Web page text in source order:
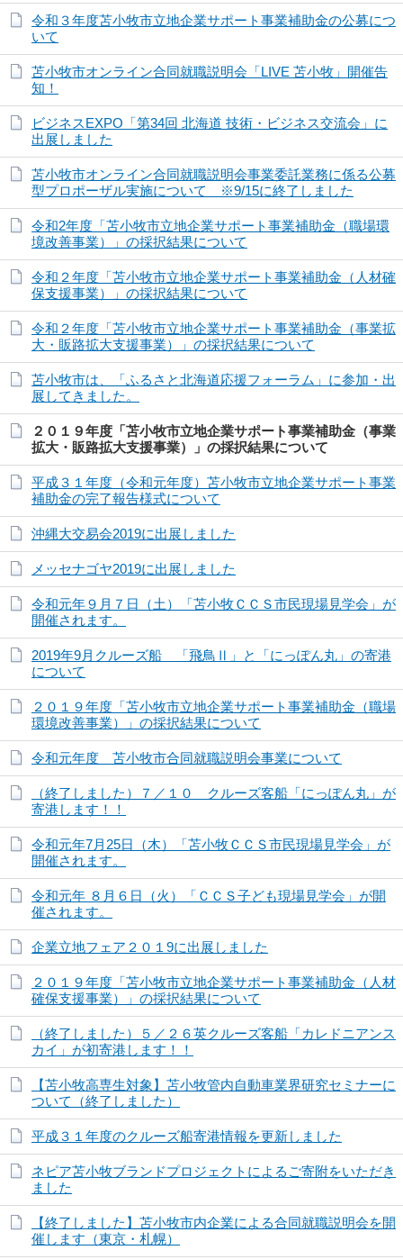
令和３年度苫小牧市立地企業サポート事業補助金の公募につ
いて
苫小牧市オンライン合同就職説明会「LIVE 苫小牧」開催告
知！
ビジネスEXPO「第34回 北海道 技術・ビジネス交流会」に
出展しました
苫小牧市オンライン合同就職説明会事業委託業務に係る公募
型プロポーザル実施について ※9/15に終了しました
令和2年度「苫小牧市立地企業サポート事業補助金（職場環
境改善事業）」の採択結果について
令和２年度「苫小牧市立地企業サポート事業補助金（人材確
保支援事業）」の採択結果について
令和２年度「苫小牧市立地企業サポート事業補助金（事業拡
大・販路拡大支援事業）」の採択結果について
苫小牧市は、「ふるさと北海道応援フォーラム」に参加・出
展してきました。
２０１９年度「苫小牧市立地企業サポート事業補助金（事業
拡大・販路拡大支援事業）」の採択結果について
平成３１年度（令和元年度）苫小牧市立地企業サポート事業
補助金の完了報告様式について
沖縄大交易会2019に出展しました
メッセナゴヤ2019に出展しました
令和元年９月７日（土）「苫小牧ＣＣＳ市民現場見学会」が
開催されます。
2019年9月クルーズ船 「飛鳥Ⅱ」と「にっぽん丸」の寄港
について
２０１９年度「苫小牧市立地企業サポート事業補助金（職場
環境改善事業）」の採択結果について
令和元年度 苫小牧市合同就職説明会事業について
（終了しました）７／１０ クルーズ客船「にっぽん丸」が
寄港します！！
令和元年7月25日（木）「苫小牧ＣＣＳ市民現場見学会」が
開催されます。
令和元年 ８月６日（火）「ＣＣＳ子ども現場見学会」が開
催されます。
企業立地フェア２０１9に出展しました
２０１９年度「苫小牧市立地企業サポート事業補助金（人材
確保支援事業）」の採択結果について
（終了しました）５／２６英クルーズ客船「カレドニアンス
カイ」が初寄港します！！
【苫小牧高専生対象】苫小牧管内自動車業界研究セミナーに
ついて（終了しました）
平成３１年度のクルーズ船寄港情報を更新しました
ネピア苫小牧ブランドプロジェクトによるご寄附をいただき
ました
【終了しました】苫小牧市内企業による合同就職説明会を開
催します（東京・札幌）